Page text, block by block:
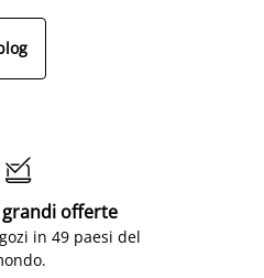

offerte
in 49 paesi del